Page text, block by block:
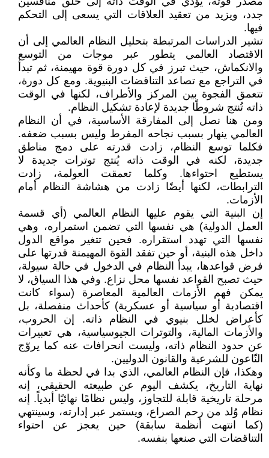
جدد، ويزيد من تعقيد العلاقات التي يسعى إلى التحكم
فيها.
تشير الدراسات المرتبطة بتحليل النظام العالمي إلى أن
الاقتصاد العالمي يتطور عبر موجات من التوسع
والانكماش، حيث تبرز في كل دورة قوة مهيمنة، ثم تبدأ
في التراجع مع تصاعد التناقضات البنيوية. ومع كل دورة،
تتعمق الفجوة بين المركز والأطراف، لكنها في الوقت
ذاته تُنتج شروطًا جديدة لإعادة تشكيل النظام.
ومن هنا نصل إلى المفارقة الأساسية، في أن النظام
العالمي ينهار بسبب نجاحه المفرط وليس بسبب ضعفه.
فكلما توسع النظام، زادت قدرته على دمج مناطق
جديدة، لكنه في الوقت ذاته يُنتج توترات جديدة لا
يستطيع احتواءها. وكلما تعمقت العولمة، زادت
الترابطات، لكنها أيضًا زادت من هشاشة النظام أمام
الأزمات.
إن البنية التي يقوم عليها النظام العالمي (أي قسمة
العمل الدولية) هي نفسها التي تضمن استمراره، وهي
نفسها التي تهدد استقراره. فحين تتغير مواقع الدول
داخل هذه البنية، أو حين تفقد القوة المهيمنة قدرتها على
فرض قواعدها، يبدأ النظام في الدخول في حالة سيولة،
حيث تصبح القواعد نفسها محل نزاع. وفي هذا السياق، لا
يمكن فهم الأزمات العالمية المعاصرة (سواء كانت
اقتصادية أو سياسية أو عسكرية) كأحداث منفصلة، بل
كأعراض لخلل بنيوي في النظام ذاته. إن الحروب،
والأزمات المالية، والتوترات الجيوسياسية، هي تعبيرات
عن حدود النظام ذاته، وليست انحرافات عنه كما يروّج
النّاعون للشرعية والقانون الدوليين.
وهكذا، فإن النظام العالمي، الذي بدا في لحظة ما وكأنه
نهاية التاريخ، يكشف اليوم عن طبيعته الحقيقي، إنه
مرحلة تاريخية قابلة للتجاوز، وليس نظامًا نهائيًا أبدياً. إنه
نظام وُلد من رحم الصراع، ويستمر عبر إدارته، وسينتهي
(كما انتهت أنظمة سابقة) حين يعجز عن احتواء
التناقضات التي صنعها بنفسه.